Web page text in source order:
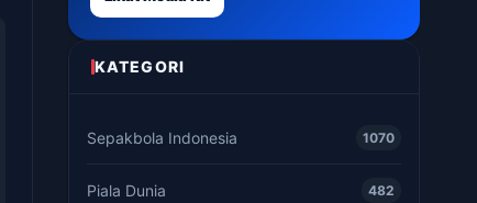
KATEGORI
Sepakbola Indonesia 1070
Piala Dunia 482